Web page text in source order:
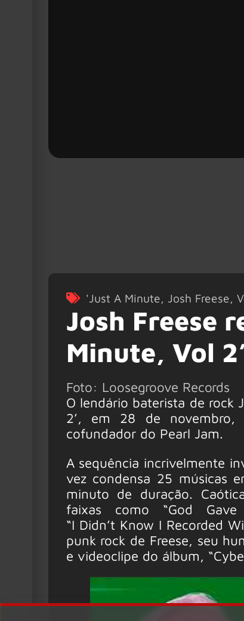
'Just A Minute, Josh Freese,
Josh Freese
Minute, Vol
Foto: Loosegroove Records
O lendário baterista de rock
2’, em 28 de novembro,
cofundador do Pearl Jam.
A sequência incrivelmente
vez condensa 25 músicas
minuto de duração.
faixas como “God
“I Didn’t Know I Recorded
punk rock de Freese, seu
e videoclipe do álbum,